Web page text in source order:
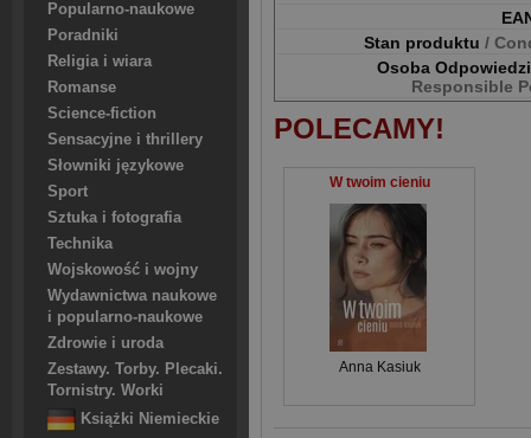
Popularno-naukowe
Poradniki
Religia i wiara
Romanse
Science-fiction
Sensacyjne i thrillery
Słowniki językowe
Sport
Sztuka i fotografia
Technika
Wojskowość i wojny
Wydawnictwa naukowe
i popularno-naukowe
Zdrowie i uroda
Zestawy. Torby. Plecaki.
Tornistry. Worki
Książki Niemieckie
Stan produktu /
Osoba
Responsible
POLECAMY!
W twoim cieniu
Anna Kasiuk